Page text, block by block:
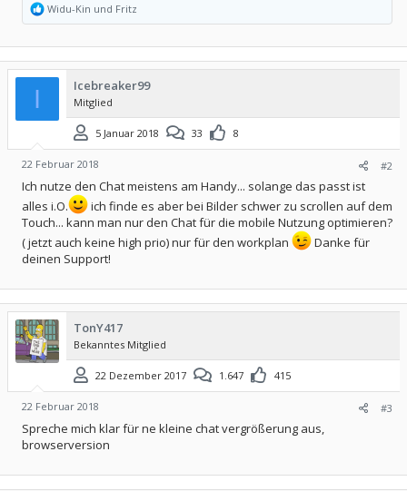
R
e
k
t
i
Widu-Kin und Fritz
I Icebreaker99
Mitglied
5 Januar 2018 33 8
22 Februar 2018 #2
Ich nutze den Chat meistens am Handy... solange das passt ist
alles i.O.
ich finde es aber bei Bilder schwer zu scrollen auf dem
Touch... kann man nur den Chat für die mobile Nutzung optimieren?
( jetzt auch keine high prio) nur für den workplan
Danke für
deinen Support!
TonY417
Bekanntes Mitglied
22 Dezember 2017 1.647 415
22 Februar 2018 #3
Spreche mich klar für ne kleine chat vergrößerung aus,
browserversion